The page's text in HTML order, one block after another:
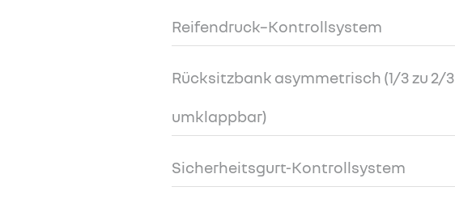
Reifendruck–Kontrollsystem
Rücksitzbank asymmetrisch (1/3 zu 2/3
umklappbar)
Sicherheitsgurt-Kontrollsystem